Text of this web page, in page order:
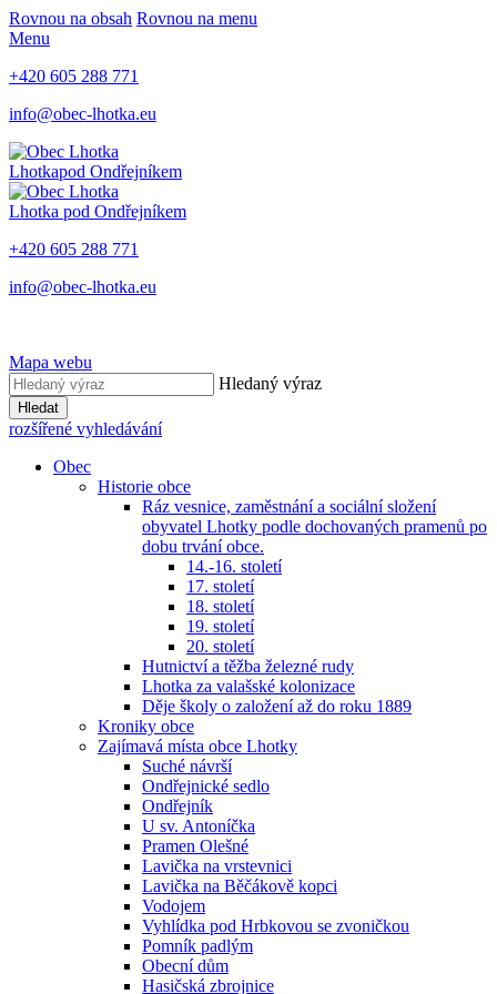
Rovnou na obsah Rovnou na menu
Menu
+420 605 288 771
info@obec-lhotka.eu
Lhotkapod Ondřejníkem
Lhotka pod Ondřejníkem
+420 605 288 771
info@obec-lhotka.eu
Mapa webu
Hledaný výraz
Hledat
rozšířené vyhledávání
Obec
Historie obce
Ráz vesnice, zaměstnání a sociální složení
obyvatel Lhotky podle dochovaných pramenů po
dobu trvání obce.
14.-16. století
17. století
18. století
19. století
20. století
Hutnictví a těžba železné rudy
Lhotka za valašské kolonizace
Děje školy o založení až do roku 1889
Kroniky obce
Zajímavá místa obce Lhotky
Suché návrší
Ondřejnické sedlo
Ondřejník
U sv. Antoníčka
Pramen Olešné
Lavička na vrstevnici
Lavička na Běčákově kopci
Vodojem
Vyhlídka pod Hrbkovou se zvoničkou
Pomník padlým
Obecní dům
Hasičská zbrojnice